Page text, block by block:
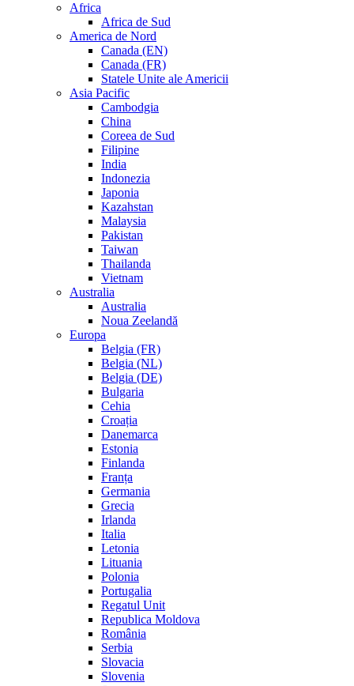
Africa
Africa de Sud
America de Nord
Canada (EN)
Canada (FR)
Statele Unite ale Americii
Asia Pacific
Cambodgia
China
Coreea de Sud
Filipine
India
Indonezia
Japonia
Kazahstan
Malaysia
Pakistan
Taiwan
Thailanda
Vietnam
Australia
Australia
Noua Zeelandă
Europa
Belgia (FR)
Belgia (NL)
Belgia (DE)
Bulgaria
Cehia
Croația
Danemarca
Estonia
Finlanda
Franța
Germania
Grecia
Irlanda
Italia
Letonia
Lituania
Polonia
Portugalia
Regatul Unit
Republica Moldova
România
Serbia
Slovacia
Slovenia